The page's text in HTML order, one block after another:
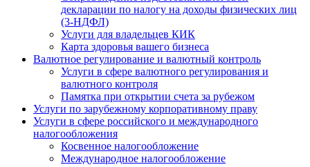
декларации по налогу на доходы физических лиц
(3-НДФЛ)
Услуги для владельцев КИК
Карта здоровья вашего бизнеса
Валютное регулирование и валютный контроль
Услуги в сфере валютного регулирования и
валютного контроля
Памятка при открытии счета за рубежом
Услуги по зарубежному корпоративному праву
Услуги в сфере российского и международного
налогообложения
Косвенное налогообложение
Международное налогообложение